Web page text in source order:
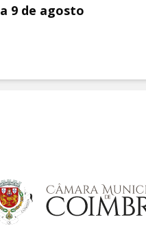
a 9 de agosto